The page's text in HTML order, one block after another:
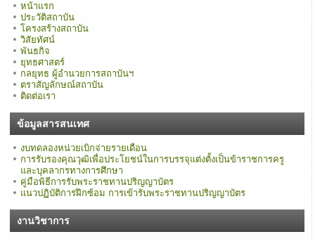
หน้าแรก
ประวัติสถาบัน
โครงสร้างสถาบัน
วิสัยทัศน์
พันธกิจ
ยุทธศาสตร์
กลยุทธ ผู้อำนวยการสถาบันฯ
ตราสัญลักษณ์สถาบัน
ติดต่อเรา
ข้อมูลสารสนเทศ
งบทดลองหน่วยเบิกจ่ายรายเดือน
การรับรองคุณวุฒิเพื่อประโยชน์ในการบรรจุแต่งตั้งเป็นข้าราชการครู
และบุคลากรทางการศึกษา
คู่มือพิธีการรับพระราชทานปริญญาบัตร
แนวปฏิบัติการฝึกซ้อม การเข้ารับพระราชทานปริญญาบัตร
งานวิชาการ